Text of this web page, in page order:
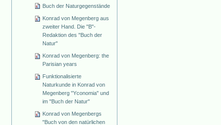
Buch der Naturgegenstände
Konrad von Megenberg aus
zweiter Hand. Die "B"-
Redaktion des "Buch der
Natur"
Konrad von Megenberg: the
Parisian years
Funktionalisierte
Naturkunde in Konrad von
Megenberg "Yconomia" und
im "Buch der Natur"
Konrad von Megenbergs
"Buch von den natürlichen